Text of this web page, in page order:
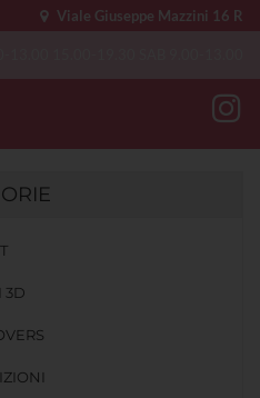
Viale Giuseppe Mazzini 16 R
3D